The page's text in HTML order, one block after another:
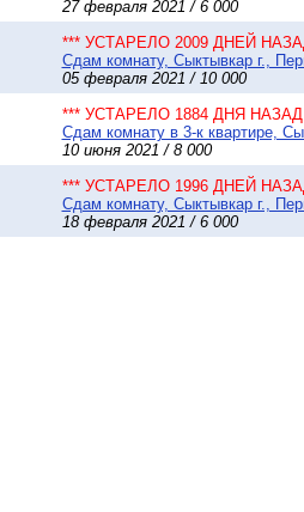
27 февраля 2021 / 6 000
*** УСТАРЕЛО 2009 ДНЕЙ
Сдам комнату, Сыктывкар г.,
05 февраля 2021 / 10 000
*** УСТАРЕЛО 1884 ДНЯ НАЗАД
Сдам комнату в 3-к квартире,
10 июня 2021 / 8 000
*** УСТАРЕЛО 1996 ДНЕЙ
Сдам комнату, Сыктывкар г.,
18 февраля 2021 / 6 000